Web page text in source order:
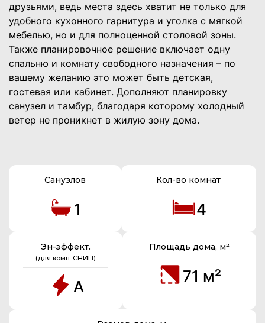
друзьями, ведь места здесь хватит не только для
удобного кухонного гарнитура и уголка с мягкой
мебелью, но и для полноценной столовой зоны.
Также планировочное решение включает одну
спальню и комнату свободного назначения – по
вашему желанию это может быть детская,
гостевая или кабинет. Дополняют планировку
санузел и тамбур, благодаря которому холодный
ветер не проникнет в жилую зону дома.
Санузлов
1
Кол-во комнат
4
Эн-эффект.
(для комп. СНИП)
А
Площадь дома, м²
71 м²